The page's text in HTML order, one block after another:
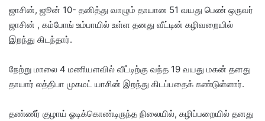
ஜாசின், ஜூன் 10- தனித்து வாழும் தாயான 51 வயது பெண் ஒருவர்
ஜாசின் , கம்போங் உம்பாயில் உள்ள தனது வீட்டின் கழிவறையில்
இறந்து கிடந்தார்.
நேற்று மாலை 4 மணியளவில் வீட்டிற்கு வந்த 19 வயது மகன் தனது
தாயார் லத்திபா முகமட் யாசின் இறந்து கிடப்பதைக் கண்டுள்ளார்.
தண்ணீர் குழாய் ஓடிக்கொண்டிருந்த நிலையில், கழிப்பறையில் தனது